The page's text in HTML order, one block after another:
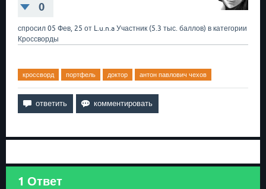
0
спросил 05 Фев, 25 от L.u.n.a Участник (5.3 тыс. баллов) в категории
Кроссворды
кроссворд портфель доктор антон павлович чехов
1 Ответ